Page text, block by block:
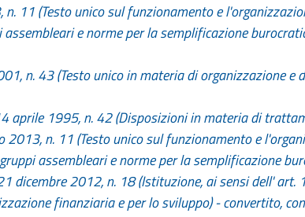
11 (Testo unico sul funzionamento e
e norme per la semplificazione
n. 43 (Testo unico in materia di organizzazione e
aprile 1995, n. 42 (Disposizioni in materia di
n. 11 (Testo unico sul funzionamento e
assembleari e norme per la semplificazione
dicembre 2012, n. 18 (Istituzione, ai sensi dell' art.
finanziaria e per lo sviluppo) - convertito,